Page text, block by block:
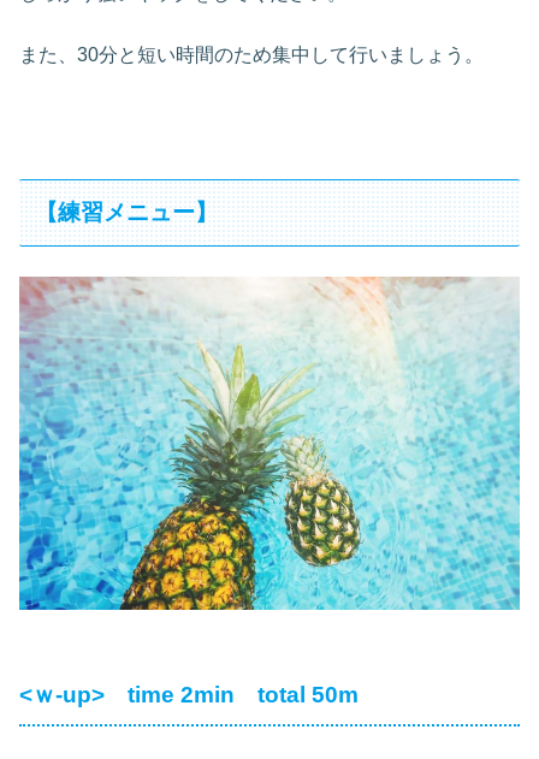
また、30分と短い時間のため集中して行いましょう。
【練習メニュー】
<ｗ-up> time 2min total 50m